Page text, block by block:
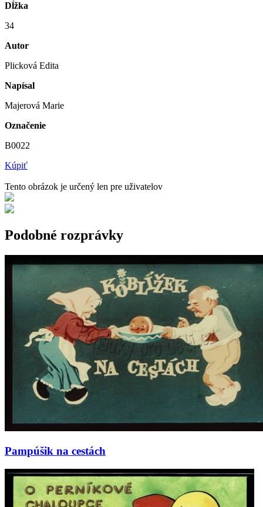
Dĺžka
34
Autor
Plicková Edita
Napísal
Majerová Marie
Označenie
B0022
Kúpiť
Tento obrázok je určený len pre uživatelov
Podobné rozprávky
Pampúšik na cestách